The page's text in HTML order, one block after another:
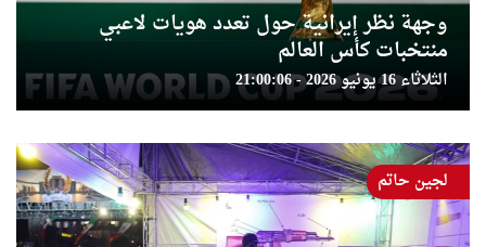
وجهة نظر إيرانية حول تعدد هويات لاعبي
منتخبات كأس العالم
الثلاثاء 16 يونيو 2026 - 21:00:06
لجين حاتم